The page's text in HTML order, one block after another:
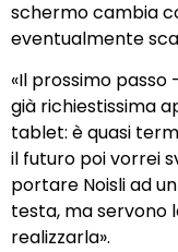
schermo cambia
eventualmente
«Il prossimo passo
già richiestissima
tablet: è quasi
il futuro poi vorrei
portare Noisli ad
testa, ma servono
realizzarla».